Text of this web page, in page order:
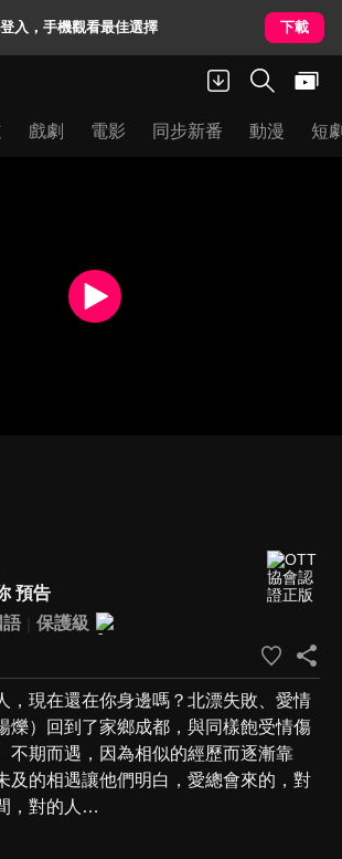
入，手機觀看最佳選擇 下載
戲劇 電影 同步新番 動漫 短
預告
語
保護級
，現在還在你身邊嗎？北漂失敗、愛情
爍）回到了家鄉成都，與同樣飽受情傷
不期而遇，因為相似的經歷而逐漸靠
及的相遇讓他們明白，愛總會來的，對
，對的人…